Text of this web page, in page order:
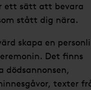
ett sätt att bevara
stått dig nära.
skapa en
Det finns
texter